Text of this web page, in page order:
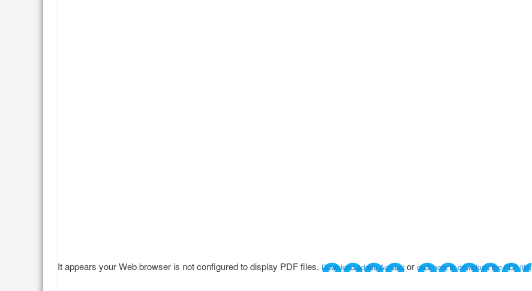
It appears your Web browser is not configured to display PDF files. Download adobe Acrobator click here to download the PDF file.